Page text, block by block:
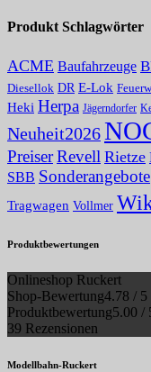
Produkt Schlagwörter
ACME Baufahrzeuge
Diesellok DR E-Lok
Heki Herpa Jägerndorfer
Neuheit2026
PreiserRevell Rietze
SBB Sonderangebote
Tragwagen Vollmer
Produktbewertungen
Onlineshop Ruckert
Shop-Bewertung4.78 / 5
Produktbewertung5.00 /
39 Rezensionen
Modellbahn-Ruckert